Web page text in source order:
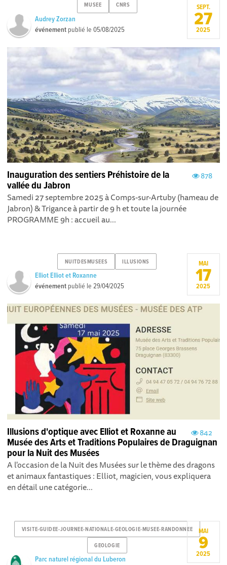
MUSEE CNRS
Audrey Zorzan
événement publié le05/08/2025
SEPT.
27
2025
878
Inauguration des sentiers Préhistoire de la
vallée du Jabron
Samedi 27 septembre 2025 à Comps-sur-Artuby (hameau de
Jabron) & Trigance à partir de 9 h et toute la journée
PROGRAMME 9h : accueil au...
NUITDESMUSEES ILLUSIONS
Elliot Elliot et Roxanne
événement publié le29/04/2025
MAI
17
2025
842
Illusions d'optique avec Elliot et Roxanne au
Musée des Arts et Traditions Populaires de Draguignan
pour la Nuit des Musées
A l'occasion de la Nuit des Musées sur le thème des dragons
et animaux fantastiques : Elliot, magicien, vous expliquera
en détail une catégorie...
VISITE-GUIDEE-JOURNEE-NATIONALE-GEOLOGIE-MUSEE-RANDONNEE
GEOLOGIE
Parc naturel régional du Luberon
MAI
9
2025